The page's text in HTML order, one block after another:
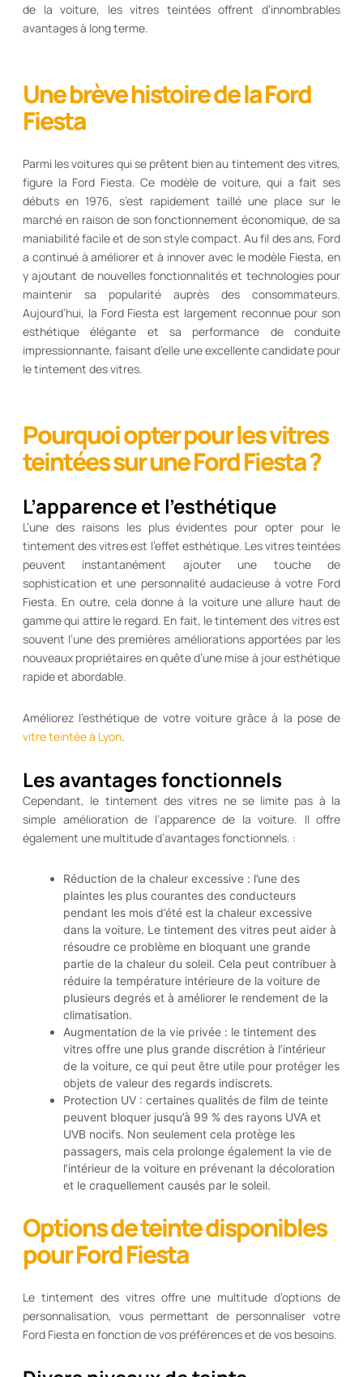
de la voiture, les vitres teintées offrent d’innombrables
avantages à long terme.
Une brève histoire de la Ford
Fiesta
Parmi les voitures qui se prêtent bien au tintement des vitres,
figure la Ford Fiesta. Ce modèle de voiture, qui a fait ses
débuts en 1976, s’est rapidement taillé une place sur le
marché en raison de son fonctionnement économique, de sa
maniabilité facile et de son style compact. Au fil des ans, Ford
a continué à améliorer et à innover avec le modèle Fiesta, en
y ajoutant de nouvelles fonctionnalités et technologies pour
maintenir sa popularité auprès des consommateurs.
Aujourd’hui, la Ford Fiesta est largement reconnue pour son
esthétique élégante et sa performance de conduite
impressionnante, faisant d’elle une excellente candidate pour
le tintement des vitres.
Pourquoi opter pour les vitres
teintées sur une Ford Fiesta ?
L’apparence et l’esthétique
L’une des raisons les plus évidentes pour opter pour le
tintement des vitres est l’effet esthétique. Les vitres teintées
peuvent instantanément ajouter une touche de
sophistication et une personnalité audacieuse à votre Ford
Fiesta. En outre, cela donne à la voiture une allure haut de
gamme qui attire le regard. En fait, le tintement des vitres est
souvent l’une des premières améliorations apportées par les
nouveaux propriétaires en quête d’une mise à jour esthétique
rapide et abordable.
Améliorez l’esthétique de votre voiture grâce à la pose de
vitre teintée à Lyon.
Les avantages fonctionnels
Cependant, le tintement des vitres ne se limite pas à la
simple amélioration de l’apparence de la voiture. Il offre
également une multitude d’avantages fonctionnels. :
Réduction de la chaleur excessive : l’une des
plaintes les plus courantes des conducteurs
pendant les mois d’été est la chaleur excessive
dans la voiture. Le tintement des vitres peut aider à
résoudre ce problème en bloquant une grande
partie de la chaleur du soleil. Cela peut contribuer à
réduire la température intérieure de la voiture de
plusieurs degrés et à améliorer le rendement de la
climatisation.
Augmentation de la vie privée : le tintement des
vitres offre une plus grande discrétion à l’intérieur
de la voiture, ce qui peut être utile pour protéger les
objets de valeur des regards indiscrets.
Protection UV : certaines qualités de film de teinte
peuvent bloquer jusqu’à 99 % des rayons UVA et
UVB nocifs. Non seulement cela protège les
passagers, mais cela prolonge également la vie de
l’intérieur de la voiture en prévenant la décoloration
et le craquellement causés par le soleil.
Options de teinte disponibles
pour Ford Fiesta
Le tintement des vitres offre une multitude d’options de
personnalisation, vous permettant de personnaliser votre
Ford Fiesta en fonction de vos préférences et de vos besoins.